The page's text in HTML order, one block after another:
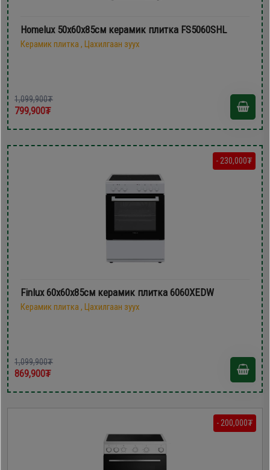
Homelux 50х60х85см керамик плитка FS5060SHL
Керамик плитка , Цахилгаан зуух
1,099,900₮
799,900₮
- 230,000₮
Finlux 60х60х85см керамик плитка 6060XEDW
Керамик плитка , Цахилгаан зуух
1,099,900₮
869,900₮
- 200,000₮